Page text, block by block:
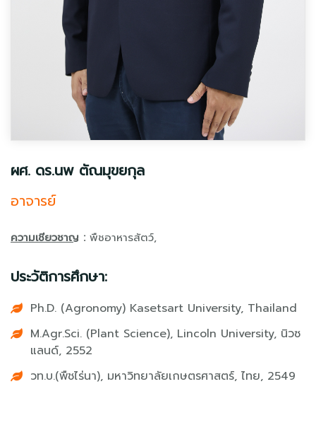
ผศ. ดร.นพ ตัณมุขยกุล
อาจารย์
ความเชียวชาญ : พืชอาหารสัตว์,
ประวัติการศึกษา:
Ph.D. (Agronomy) Kasetsart University, Thailand
M.Agr.Sci. (Plant Science), Lincoln University, นิวซ
แลนด์, 2552
วท.บ.(พืชไร่นา), มหาวิทยาลัยเกษตรศาสตร์, ไทย, 2549